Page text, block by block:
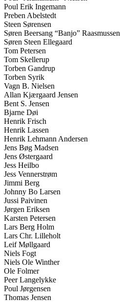
Poul Erik Ingemann
Preben Abelstedt
Steen Sørensen
Søren Beersang “Banjo” Raasmussen
Søren Steen Ellegaard
Tom Petersen
Tom Skellerup
Torben Gandrup
Torben Syrik
Vagn B. Nielsen
Allan Kjærgaard Jensen
Bent S. Jensen
Bjarne Døi
Henrik Frisch
Henrik Lassen
Henrik Lehmann Andersen
Jens Bøg Madsen
Jens Østergaard
Jess Heilbo
Jess Vennerstrøm
Jimmi Berg
Johnny Bo Larsen
Jussi Paivinen
Jørgen Eriksen
Karsten Petersen
Lars Berg Holm
Lars Chr. Lilleholt
Leif Møllgaard
Niels Fogt
Niels Ole Winther
Ole Folmer
Peer Langelykke
Poul Jørgensen
Thomas Jensen